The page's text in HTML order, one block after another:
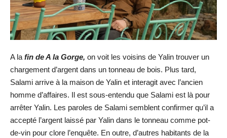
A la fin de A la Gorge, on voit les voisins de Yalin trouver un
chargement d’argent dans un tonneau de bois. Plus tard,
Salami arrive à la maison de Yalin et interagit avec l’ancien
homme d’affaires. Il est sous-entendu que Salami est là pour
arrêter Yalin. Les paroles de Salami semblent confirmer qu’il a
accepté l’argent laissé par Yalin dans le tonneau comme pot-
de-vin pour clore l’enquête. En outre, d’autres habitants de la